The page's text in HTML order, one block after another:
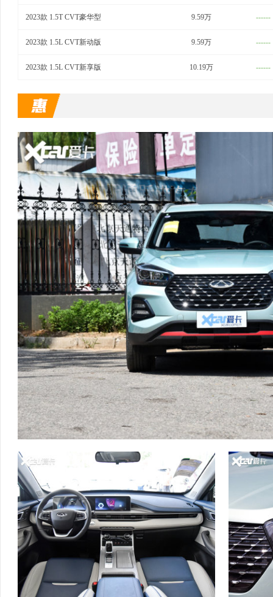
2023款 1.5T CVT豪华型 9.59万 ------
2023款 1.5L CVT新动版 9.59万 ------
2023款 1.5L CVT新享版 10.19万 ------